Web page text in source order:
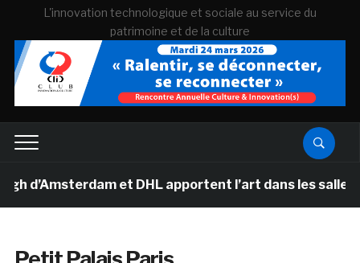
L'innovation technologique et sociale au service du
patrimoine et de la culture
et DHL apportent l’art dans les salles de